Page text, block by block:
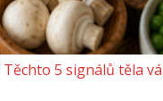
Těchto 5 signálů těla